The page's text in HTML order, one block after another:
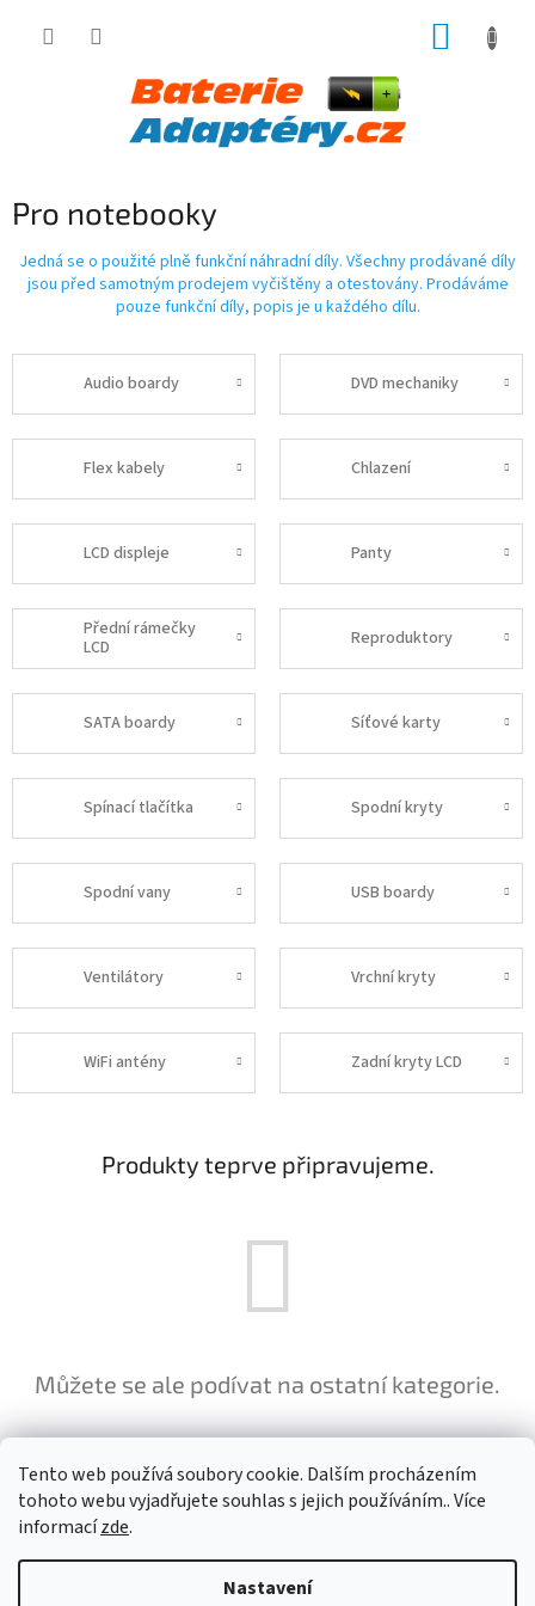
Tento web používá soubory cookie. Dalším procházením
tohoto webu vyjadřujete souhlas s jejich používáním.. Více
informacízde.
Nastavení
Pro notebooky
Jedná se o použité plně funkční náhradní díly. Všechny prodávané díly
jsou před samotným prodejem vyčištěny a otestovány. Prodáváme
pouze funkční díly, popis je u každého dílu.
Audio boardy DVD mechaniky
Flex kabely Chlazení
LCD displeje Panty
Přední rámečky
LCD
Reproduktory
SATA boardy Síťové karty
Spínací tlačítka Spodní kryty
Spodní vany USB boardy
Ventilátory Vrchní kryty
WiFi antény Zadní kryty LCD
Produkty teprve připravujeme.
Můžete se ale podívat na ostatní kategorie.
ZPĚT DO OBCHODU
Vytvořil Shoptet